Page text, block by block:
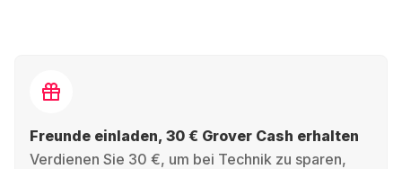
Freunde einladen, 30 € Grover Cash erhalten
Verdienen Sie 30 €, um bei Technik zu sparen,